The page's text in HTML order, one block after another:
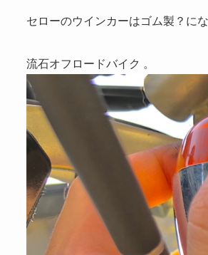
セローのウインカーはゴム製？に
流石オフロードバイク 。